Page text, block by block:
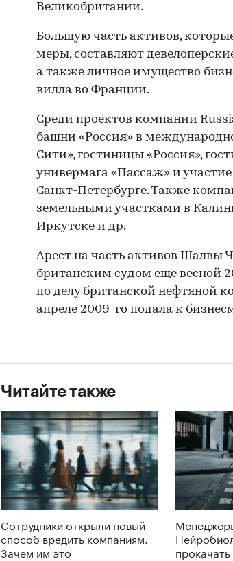
Великобритании.
Большую часть активов,
меры, составляют
а также личное имущество
вилла во Франции.
Среди проектов компании
башни «Россия» в
Сити», гостиницы «Россия»,
универмага «Пассаж» и
Санкт-Петербурге. Также
земельными участками в
Иркутске и др.
Арест на часть активов Шалвы
британским судом еще весной
по делу британской нефтяной
апреле 2009-го подала к
Читайте также
Сотрудники открыли новый
способ вредить компаниям.
Зачем им это